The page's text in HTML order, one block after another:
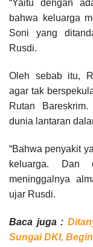
“Yaitu dengan
bahwa keluarga
Soni yang
Rusdi.
Oleh sebab itu,
agar tak
Rutan
dunia lantaran
“Bahwa penyakit
keluarga. Dan
meninggalnya
ujar Rusdi.
Baca juga :
Sungai DKI,